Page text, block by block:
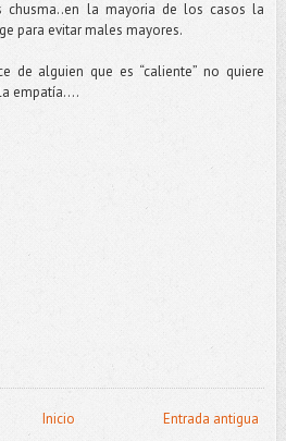
chusma..en la mayoria de los casos la
para evitar males mayores.
de alguien que es “caliente” no quiere
empatía….
Entrada antigua
Inicio